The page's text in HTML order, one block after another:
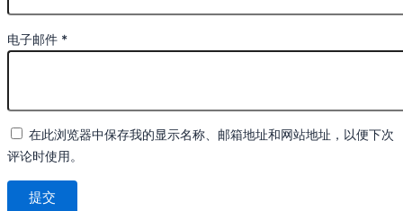
电子邮件 *
在此浏览器中保存我的显示名称、邮箱地址和网站地址，以便下次
评论时使用。